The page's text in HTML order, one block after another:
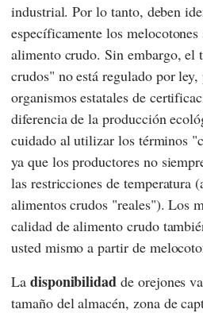
industrial. Por lo tanto, deben
específicamente los
alimento crudo. Sin embargo, el
crudos" no está regulado por
organismos estatales de
diferencia de la producción
cuidado al utilizar los términos
ya que los productores no
las restricciones de temperatura
alimentos crudos "reales"). Los
calidad de alimento crudo
usted mismo a partir de
La disponibilidad de orejones
tamaño del almacén, zona de